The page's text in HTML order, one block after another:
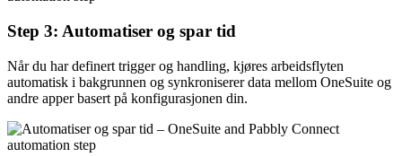
Step 3: Automatiser og spar tid
Når du har definert trigger og handling, kjøres arbeidsflyten
automatisk i bakgrunnen og synkroniserer data mellom OneSuite og
andre apper basert på konfigurasjonen din.